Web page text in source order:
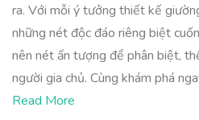
ra. Với mỗi ý tưởng thiết kế
những nét độc đáo riêng biệt
nên nét ấn tượng để phân biệt,
người gia chủ. Cùng khám phá
Read More